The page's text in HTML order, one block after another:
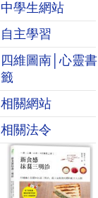
中學生網站
自主學習
四維圖南│心靈書
籤
相關網站
相關法令